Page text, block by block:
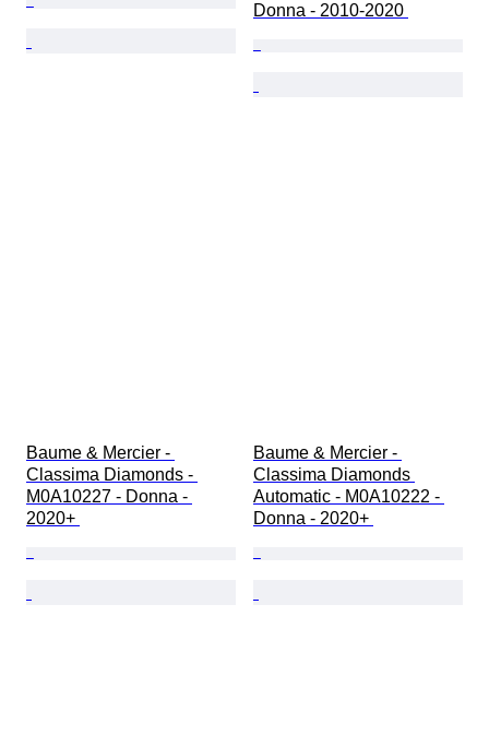
Donna - 2010-2020
Baume & Mercier -
Classima Diamonds -
M0A10227 - Donna -
2020+
Baume & Mercier -
Classima Diamonds
Automatic - M0A10222 -
Donna - 2020+